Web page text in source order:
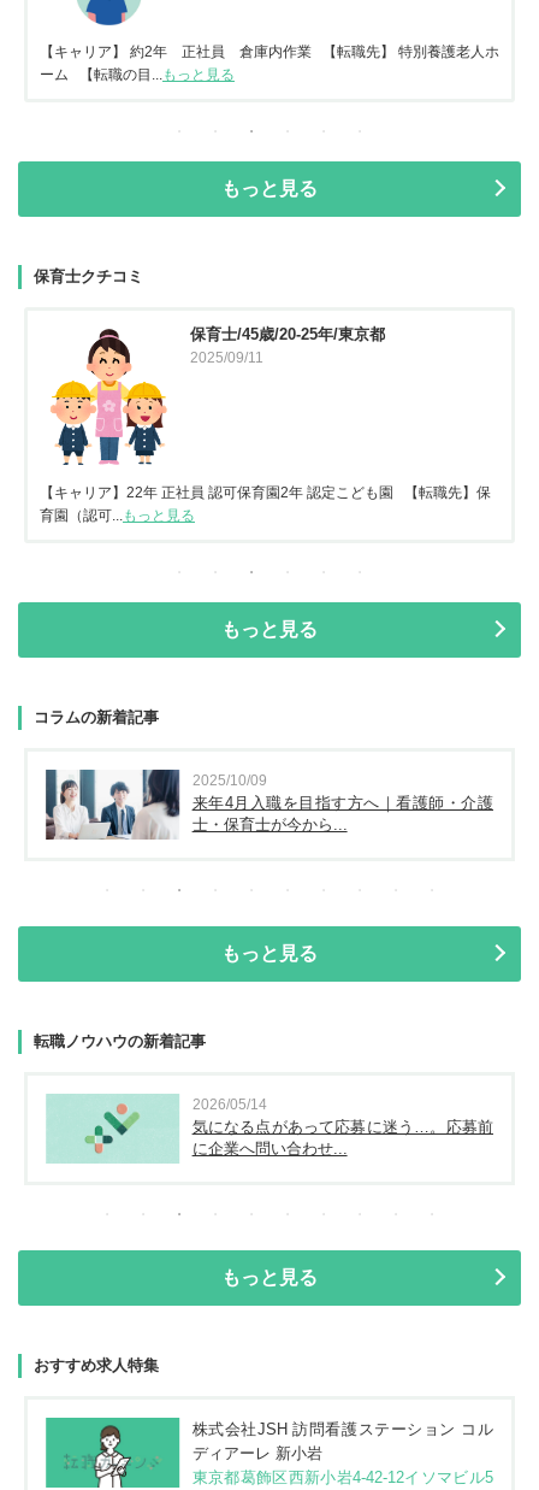
【キャリア】 約2年 正社員 倉庫内作業 【転職先】 特別養護老人ホ
ーム 【転職の目...
もっと見る
もっと見る
保育士クチコミ
保育士/45歳/20-25年/東京都
2025/09/11
【キャリア】22年 正社員 認可保育園2年 認定こども園 【転職先】保
育園（認可...もっと見る
もっと見る
コラムの新着記事
2025/10/09
来年4月入職を目指す方へ｜看護師・介護
士・保育士が今から...
もっと見る
転職ノウハウの新着記事
2026/05/14
気になる点があって応募に迷う…。応募前
に企業へ問い合わせ...
もっと見る
おすすめ求人特集
株式会社JSH 訪問看護ステーション コル
ディアーレ 新小岩
東京都葛飾区西新小岩4-42-12イソマビル5